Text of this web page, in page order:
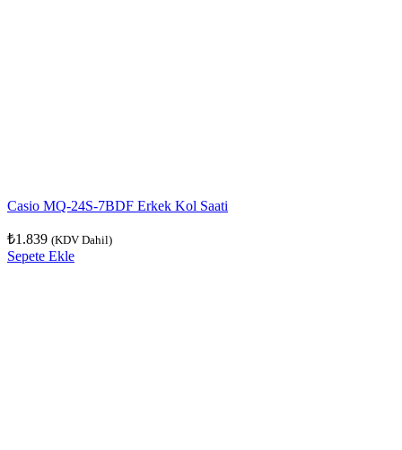
Casio MQ-24S-7BDF Erkek Kol Saati
₺1.839 (KDV Dahil)
Sepete Ekle